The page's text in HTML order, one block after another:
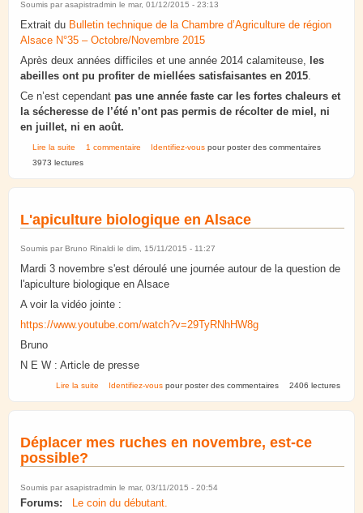
Soumis par asapistradmin le mar, 01/12/2015 - 23:13
Extrait du Bulletin technique de la Chambre d’Agriculture de région
Alsace N°35 – Octobre/Novembre 2015
Après deux années difficiles et une année 2014 calamiteuse, les
abeilles ont pu profiter de miellées satisfaisantes en 2015.
Ce n’est cependant pas une année faste car les fortes chaleurs et
la sécheresse de l’été n’ont pas permis de récolter de miel, ni
en juillet, ni en août.
Lire la suite de Bilan de la saison apicole 2015 en Alsace
1 commentaire Identifiez-vous pour poster des commentaires
3973 lectures
L'apiculture biologique en Alsace
Soumis par Bruno Rinaldi le dim, 15/11/2015 - 11:27
Mardi 3 novembre s'est déroulé une journée autour de la question de
l'apiculture biologique en Alsace
A voir la vidéo jointe :
https://www.youtube.com/watch?v=29TyRNhHW8g
Bruno
N E W : Article de presse
Lire la suite de L'apiculture biologique en Alsace
Identifiez-vous pour poster des commentaires 2406 lectures
Déplacer mes ruches en novembre, est-ce
possible?
Soumis par asapistradmin le mar, 03/11/2015 - 20:54
Forums:
Le coin du débutant.